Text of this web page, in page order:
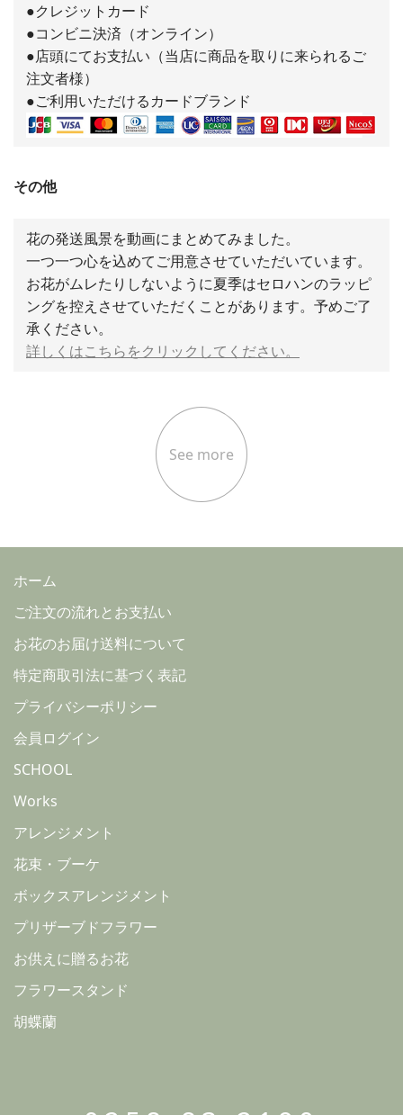
●クレジットカード
●コンビニ決済（オンライン）
●店頭にてお支払い（当店に商品を取りに来られるご
注文者様）
●ご利用いただけるカードブランド
その他
花の発送風景を動画にまとめてみました。
一つ一つ心を込めてご用意させていただいています。
お花がムレたりしないように夏季はセロハンのラッピ
ングを控えさせていただくことがあります。予めご了
承ください。
詳しくはこちらをクリックしてください。
See more
ホーム
ご注文の流れとお支払い
お花のお届け送料について
特定商取引法に基づく表記
プライバシーポリシー
会員ログイン
SCHOOL
Works
アレンジメント
花束・ブーケ
ボックスアレンジメント
プリザーブドフラワー
お供えに贈るお花
フラワースタンド
胡蝶蘭